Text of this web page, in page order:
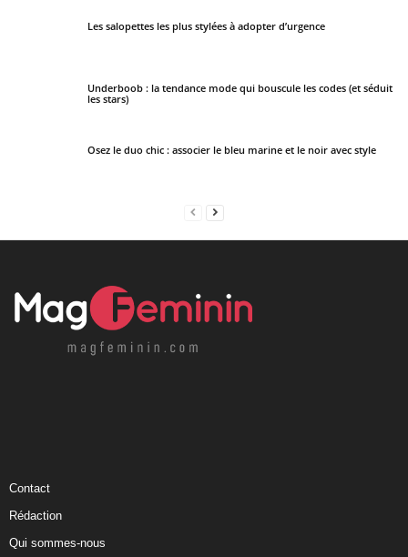
Les salopettes les plus stylées à adopter d’urgence
Underboob : la tendance mode qui bouscule les codes (et séduit
les stars)
Osez le duo chic : associer le bleu marine et le noir avec style
Contact
Rédaction
Qui sommes-nous